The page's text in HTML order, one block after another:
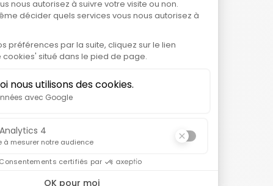
idéalement dans un
aux incidents.
de sécurité.
sont un plus.